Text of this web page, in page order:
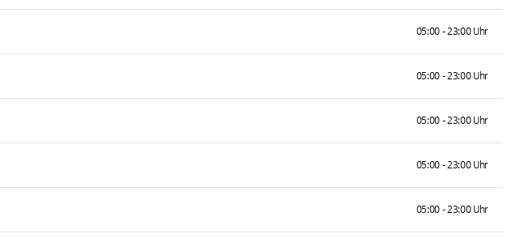
05:00 - 23:00 Uhr
05:00 - 23:00 Uhr
05:00 - 23:00 Uhr
05:00 - 23:00 Uhr
05:00 - 23:00 Uhr